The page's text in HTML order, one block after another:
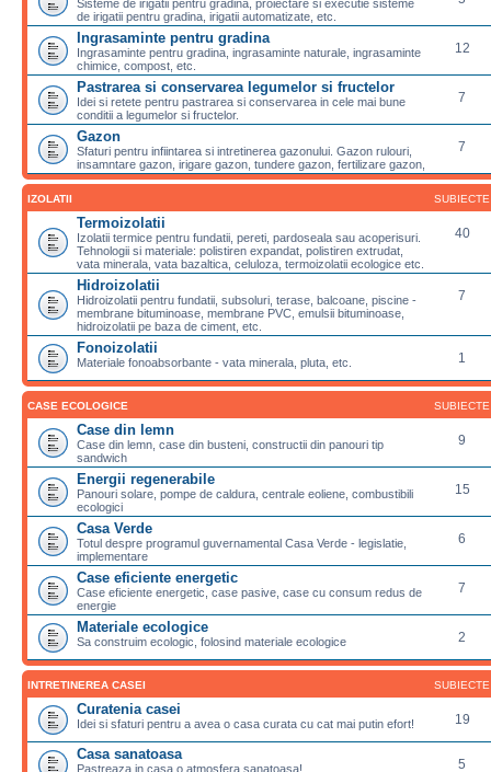
Sisteme de irigatii pentru gradina, proiectare si executie sisteme
de irigatii pentru gradina, irigatii automatizate, etc.
Ingrasaminte pentru gradina
Ingrasaminte pentru gradina, ingrasaminte naturale, ingrasaminte
chimice, compost, etc.
12
Pastrarea si conservarea legumelor si fructelor
Idei si retete pentru pastrarea si conservarea in cele mai bune
conditii a legumelor si fructelor.
7
Gazon
Sfaturi pentru infiintarea si intretinerea gazonului. Gazon rulouri,
insamntare gazon, irigare gazon, tundere gazon, fertilizare gazon,
7
IZOLATII SUBIECTE
Termoizolatii
Izolatii termice pentru fundatii, pereti, pardoseala sau acoperisuri.
Tehnologii si materiale: polistiren expandat, polistiren extrudat,
vata minerala, vata bazaltica, celuloza, termoizolatii ecologice etc.
40
Hidroizolatii
Hidroizolatii pentru fundatii, subsoluri, terase, balcoane, piscine -
membrane bituminoase, membrane PVC, emulsii bituminoase,
hidroizolatii pe baza de ciment, etc.
7
Fonoizolatii
Materiale fonoabsorbante - vata minerala, pluta, etc. 1
CASE ECOLOGICE SUBIECTE
Case din lemn
Case din lemn, case din busteni, constructii din panouri tip
sandwich
9
Energii regenerabile
Panouri solare, pompe de caldura, centrale eoliene, combustibili
ecologici
15
Casa Verde
Totul despre programul guvernamental Casa Verde - legislatie,
implementare
6
Case eficiente energetic
Case eficiente energetic, case pasive, case cu consum redus de
energie
7
Materiale ecologice
Sa construim ecologic, folosind materiale ecologice 2
INTRETINEREA CASEI SUBIECTE
Curatenia casei
Idei si sfaturi pentru a avea o casa curata cu cat mai putin efort! 19
Casa sanatoasa
Pastreaza in casa o atmosfera sanatoasa! 5